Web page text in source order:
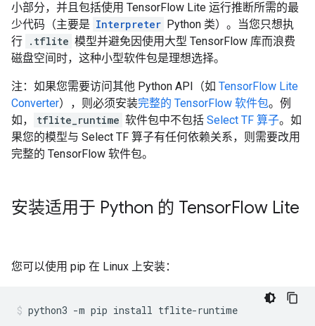
小部分，并且包括使用 TensorFlow Lite 运行推断所需的最
少代码（主要是 Interpreter Python 类）。当您只想执
行 .tflite 模型并避免因使用大型 TensorFlow 库而浪费
磁盘空间时，这种小型软件包是理想选择。
注：如果您需要访问其他 Python API（如 TensorFlow Lite
Converter），则必须安装完整的 TensorFlow 软件包。例
如，
tflite_runtime 软件包中不包括 Select TF 算子。如
果您的模型与 Select TF 算子有任何依赖关系，则需要改用
完整的 TensorFlow 软件包。
安装适用于 Python 的 TensorFlow Lite
您可以使用 pip 在 Linux 上安装：